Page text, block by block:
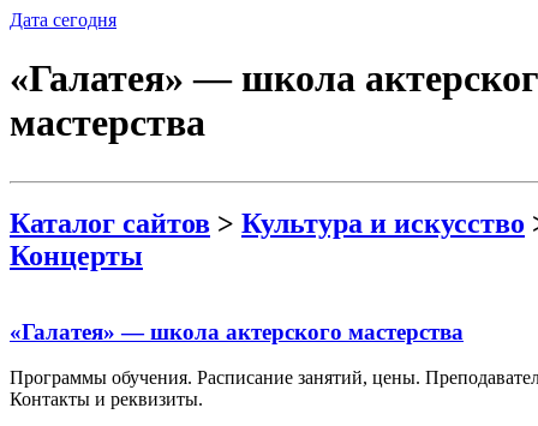
Дата сегодня
«Галатея» — школа
мастерства
Каталог сайтов > Культура и искусство
Концерты
«Галатея» — школа актерского мастерства
Программы обучения. Расписание занятий, цены.
Контакты и реквизиты.